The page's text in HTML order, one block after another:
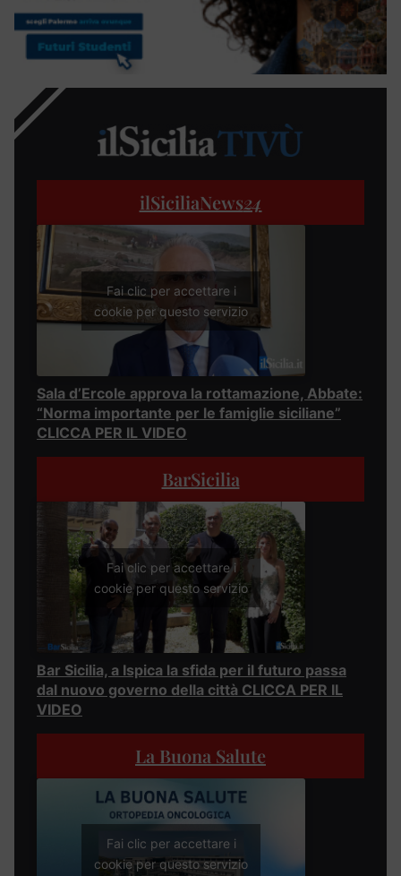
ilSiciliaNews24
Fai clic per accettare i
cookie per questo servizio
Sala d’Ercole approva la rottamazione, Abbate:
“Norma importante per le famiglie siciliane”
CLICCA PER IL VIDEO
BarSicilia
Fai clic per accettare i
cookie per questo servizio
Bar Sicilia, a Ispica la sfida per il futuro passa
dal nuovo governo della città CLICCA PER IL
VIDEO
La Buona Salute
Fai clic per accettare i
cookie per questo servizio